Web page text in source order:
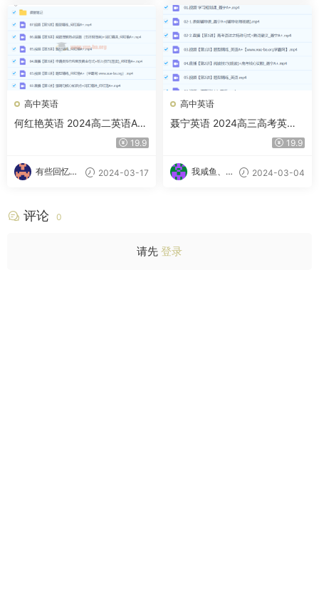
高中英语
何红艳英语 2024高二英语A
+春季班 百度云网盘下载
19.9
有些回忆忘
2024-03-17
高中英语
聂宁英语 2024高三高考英语
A+春季班 百度云网盘下载19.9
我咸鱼、我
2024-03-04
评论 0
请先 登录